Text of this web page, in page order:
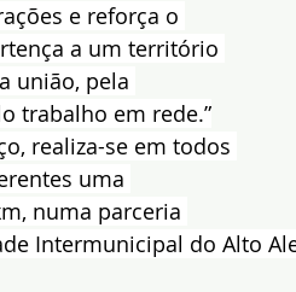
e reforça o
a um território
união, pela
trabalho em rede.”
realiza-se em todos
uma
numa parceria
Intermunicipal do Alto